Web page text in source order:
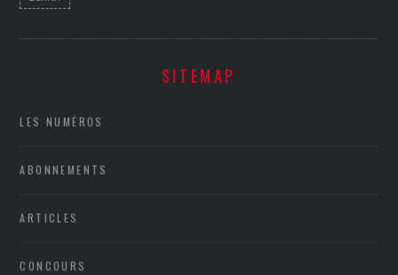
SITEMAP
LES NUMÉROS
ABONNEMENTS
ARTICLES
CONCOURS